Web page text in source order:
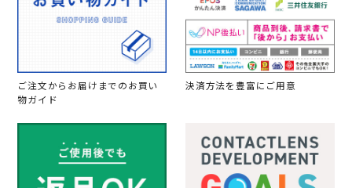
ご注文からお届けまでのお買い
物ガイド
決済方法を豊富にご用意